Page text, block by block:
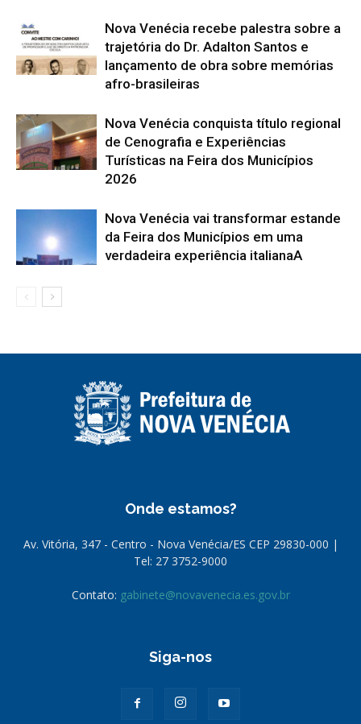
Nova Venécia recebe palestra sobre a
trajetória do Dr. Adalton Santos e
lançamento de obra sobre memórias
afro-brasileiras
Nova Venécia conquista título regional
de Cenografia e Experiências
Turísticas na Feira dos Municípios
2026
Nova Venécia vai transformar estande
da Feira dos Municípios em uma
verdadeira experiência italianaA
Onde estamos?
Av. Vitória, 347 - Centro - Nova Venécia/ES CEP 29830-000 |
Tel: 27 3752-9000
Contato: gabinete@novavenecia.es.gov.br
Siga-nos